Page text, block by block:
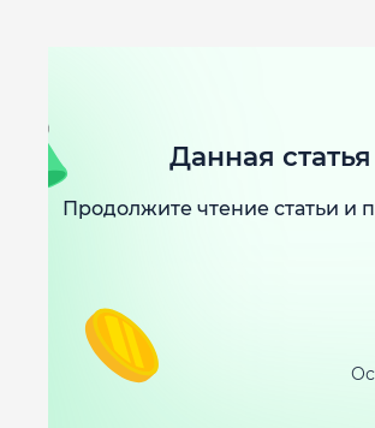
Данная
Продолжите чтение статьи и